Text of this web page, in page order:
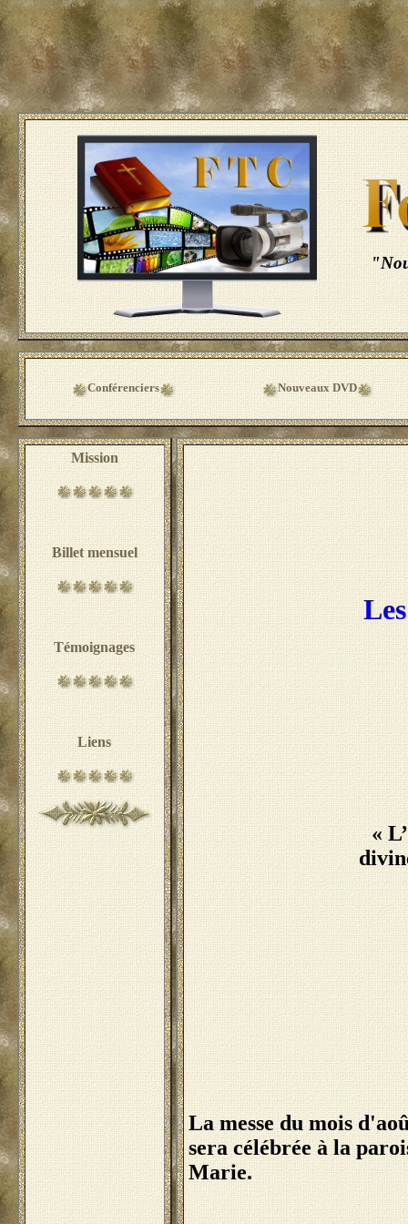
Conférenciers Nouveaux DVD
Mission
Billet mensuel
Témoignages
Liens
«
La messe du mois
sera célébrée à la
Marie.